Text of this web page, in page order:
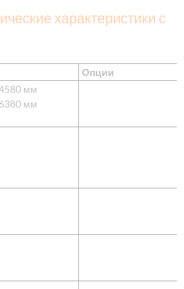
характеристики с
Опции
мм
мм